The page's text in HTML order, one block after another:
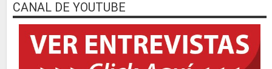
CANAL DE YOUTUBE